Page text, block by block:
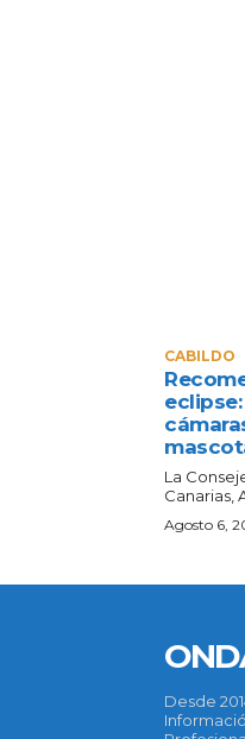
CABILDO
La
Canarias,
Agosto 6,
Desde